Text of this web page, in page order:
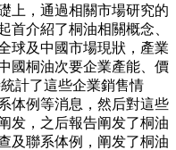
上，通過相關市場研究的
首介紹了桐油相關概念、
球及中國市場現狀，產業
國桐油次要企業產能、價
計了這些企業銷售情
体例等消息，然后對這些
发，之后報告阐发了桐油
及聯系体例，阐发了桐油